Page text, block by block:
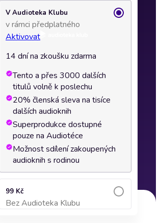
V Audioteka Klubu
v rámci předplatného
Aktivovat
14 dní na zkoušku zdarma
Tento a přes 3000 dalších
titulů volně k poslechu
20% členská sleva na tisíce
dalších audioknih
Superprodukce dostupné
pouze na Audiotéce
Možnost sdílení zakoupených
audioknih s rodinou
99 Kč
Bez Audioteka Klubu
Přidat do košíku